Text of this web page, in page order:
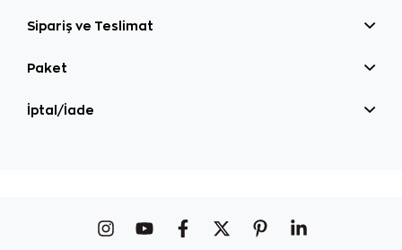
Sipariş ve Teslimat
Paket
İptal/İade